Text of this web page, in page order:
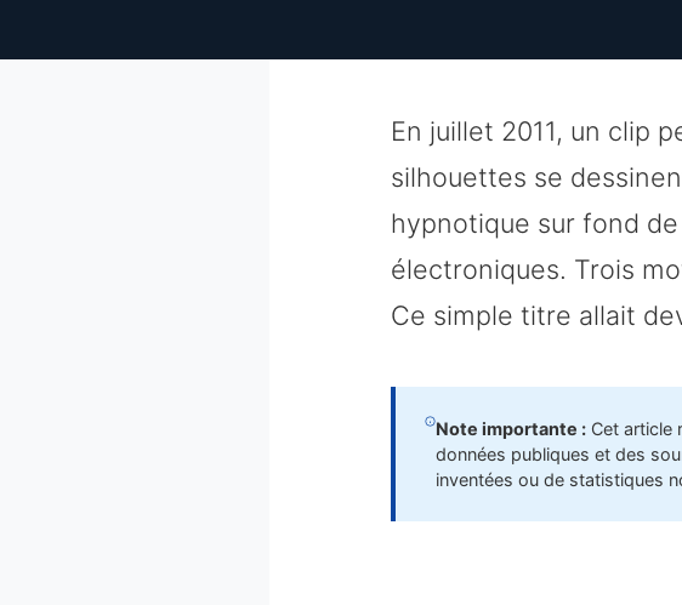
En juillet 2011, un clip
silhouettes se
hypnotique sur fond
électroniques. Trois
Ce simple titre allait
Note importante :Cet article
données publiques et des
inventées ou de statistiques